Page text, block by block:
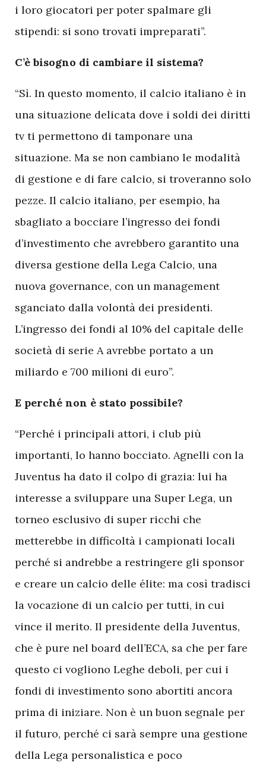
i loro giocatori per poter spalmare gli
stipendi: si sono trovati impreparati”.
C’è bisogno di cambiare il sistema?
“Sì. In questo momento, il calcio italiano è in
una situazione delicata dove i soldi dei diritti
tv ti permettono di tamponare una
situazione. Ma se non cambiano le modalità
di gestione e di fare calcio, si troveranno solo
pezze. Il calcio italiano, per esempio, ha
sbagliato a bocciare l’ingresso dei fondi
d’investimento che avrebbero garantito una
diversa gestione della Lega Calcio, una
nuova governance, con un management
sganciato dalla volontà dei presidenti.
L’ingresso dei fondi al 10% del capitale delle
società di serie A avrebbe portato a un
miliardo e 700 milioni di euro”.
E perché non è stato possibile?
“Perché i principali attori, i club più
importanti, lo hanno bocciato. Agnelli con la
Juventus ha dato il colpo di grazia: lui ha
interesse a sviluppare una Super Lega, un
torneo esclusivo di super ricchi che
metterebbe in difficoltà i campionati locali
perché si andrebbe a restringere gli sponsor
e creare un calcio delle élite: ma così tradisci
la vocazione di un calcio per tutti, in cui
vince il merito. Il presidente della Juventus,
che è pure nel board dell’ECA, sa che per fare
questo ci vogliono Leghe deboli, per cui i
fondi di investimento sono abortiti ancora
prima di iniziare. Non è un buon segnale per
il futuro, perché ci sarà sempre una gestione
della Lega personalistica e poco